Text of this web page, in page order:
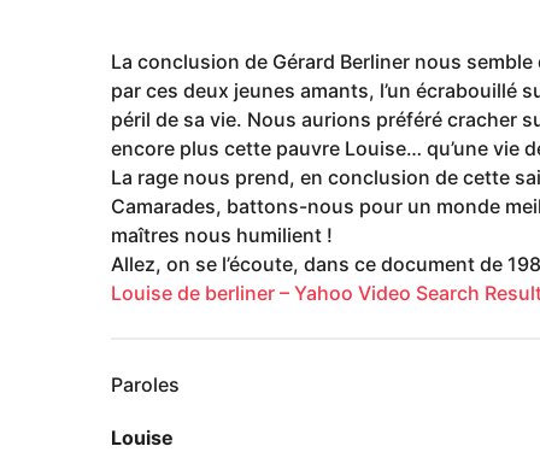
La conclusion de Gérard Berliner nous
par ces deux jeunes amants, l’un écrabouillé
péril de sa vie. Nous aurions préféré cracher
encore plus cette pauvre Louise… qu’une vie
La rage nous prend, en conclusion de cette
Camarades, battons-nous pour un monde
maîtres nous humilient !
Allez, on se l’écoute, dans ce document de
Louise de berliner – Yahoo Video Search
Paroles
Louise